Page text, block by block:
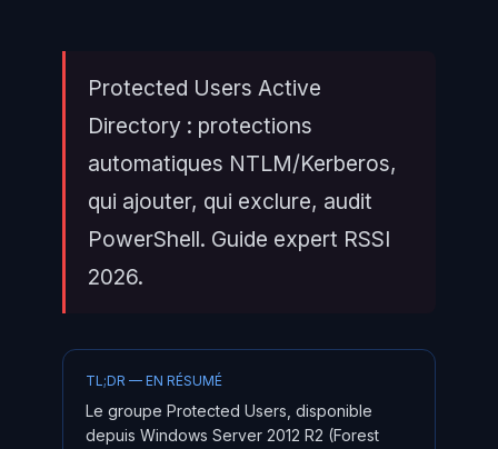
Protected Users Active
Directory : protections
automatiques NTLM/Kerberos,
qui ajouter, qui exclure, audit
PowerShell. Guide expert RSSI
2026.
TL;DR — EN RÉSUMÉ
Le groupe Protected Users, disponible
depuis Windows Server 2012 R2 (Forest